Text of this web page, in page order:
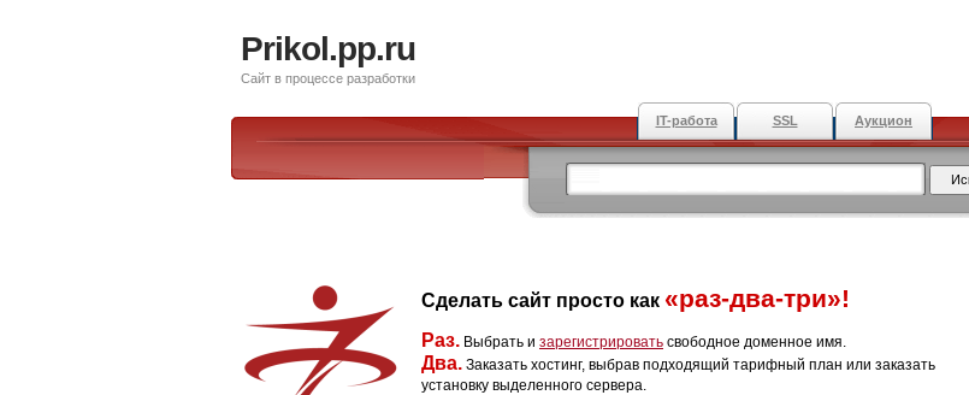
Prikol.pp.ru
Сайт в процессе разработки
IT-работа SSL Аукцион
Сделать сайт просто как «раз-два-три»!
Раз. Выбрать и зарегистрировать свободное доменное имя.
Два. Заказать хостинг, выбрав подходящий тарифный план или заказать
установку выделенного сервера.